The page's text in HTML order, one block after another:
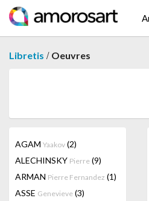
Libretis / Oeuvres
AGAM Yaakov (2)
ALECHINSKY Pierre (9)
ARMAN Pierre Fernandez (1)
ASSE Genevieve (3)